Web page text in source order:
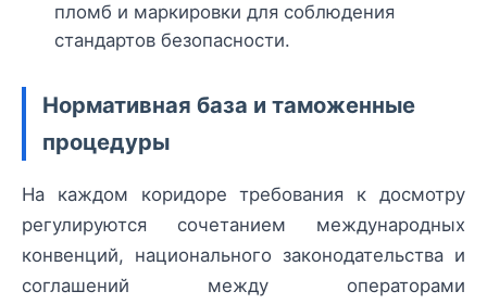
пломб и маркировки для соблюдения
стандартов безопасности.
Нормативная база и таможенные
процедуры
На каждом коридоре требования к досмотру
регулируются сочетанием международных
конвенций, национального законодательства и
соглашений между операторами